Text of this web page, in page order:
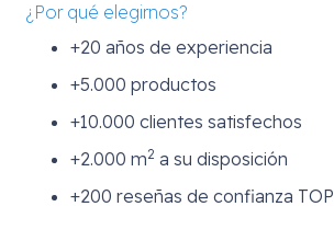
¿Por qué elegirnos?
+20 años de experiencia
+5.000 productos
+10.000 clientes satisfechos
+2.000 m2 a su disposición
+200 reseñas de confianza TOP